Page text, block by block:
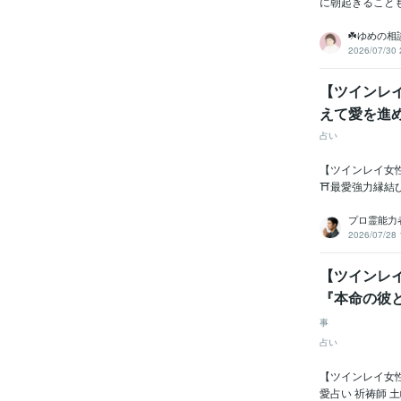
☘️ゆめの相
2026/07/30
【ツイン
えて愛を進
占い
【ツインレイ
⛩️最愛強力縁結
プロ霊能
2026/07/28
【ツイン
『本命の
事
占い
【ツインレイ
愛占い 祈祷師